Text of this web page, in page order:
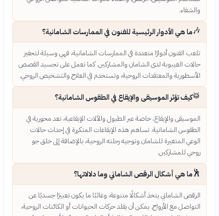
والشفاء.
🎶ما هي الأدوار الرئيسية للفنون في الممارسات الشامانية؟
تلعب الفنون أدوارًا متعددة في الممارسات الشامانية، فهي وسيلة لتحفيز
حالات الغيبوبة لدى الشامان والمشاركين. كما تعمل على تجسيد القصص
الأسطورية والمعتقدات الروحية، وتستخدم في العلاج والتشخيص الروحي.
🥁كيف تؤثر الموسيقى والإيقاع في الطقوس الشامانية؟
الموسيقى والإيقاع، خاصة عبر الطبول والآلات الإيقاعية، تعد محورية في
الطقوس الشامانية. تساهم هذه الإيقاعات المتكررة في إحداث حالات
الوعي المتغيرة للشامان وتوجيه رحلته الروحية، بالإضافة إلى خلق جو
روحي للمشاركين.
🕺ما هي أشكال الرقص الشاماني وما دلالاتها؟
الرقص الشاماني يتخذ أشكالًا متنوعة، وغالبًا ما يكون تعبيرًا جسديًا عن
التواصل مع الأرواح. يمكن أن يقلد حركات الحيوانات أو الكائنات الروحية،